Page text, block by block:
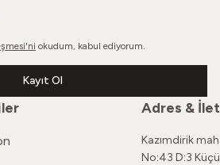
okudum, kabul ediyorum.
Kayıt Ol
Adres &
Kazımdirik
No:43 D:3